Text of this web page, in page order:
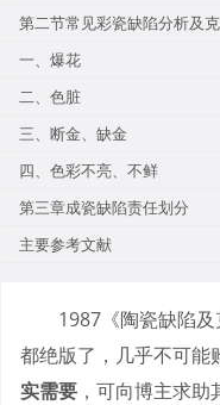
第二节常见彩瓷缺陷分析及
一、爆花
二、色脏
三、断金、缺金
四、色彩不亮、不鲜
第三章成瓷缺陷责任划分
主要参考文献
1987《陶瓷缺陷
都绝版了，几乎不可能
实需要 ，可向博主求